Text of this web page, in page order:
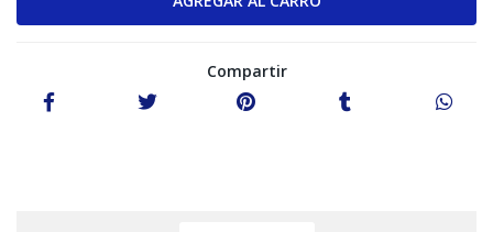
Compartir